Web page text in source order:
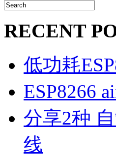
RECENT
低功耗
ESP8266
分享2种
线